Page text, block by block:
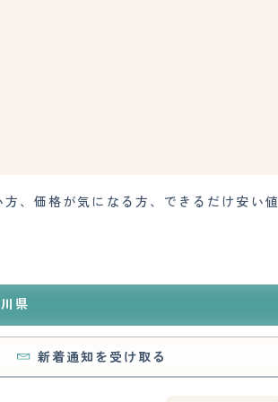
、価格が気になる方、できるだけ安い値
県
新着通知を受け取る